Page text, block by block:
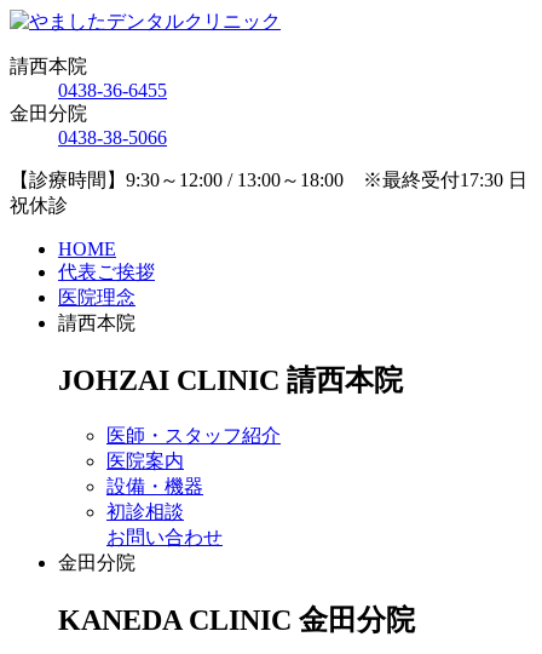
請西本院
0438-36-6455
金田分院
0438-38-5066
【診療時間】9:30～12:00 / 13:00～18:00 ※最終受付17:30 日
祝休診
HOME
代表ご挨拶
医院理念
請西本院
JOHZAI CLINIC 請西本院
医師・スタッフ紹介
医院案内
設備・機器
初診相談
お問い合わせ
金田分院
KANEDA CLINIC 金田分院